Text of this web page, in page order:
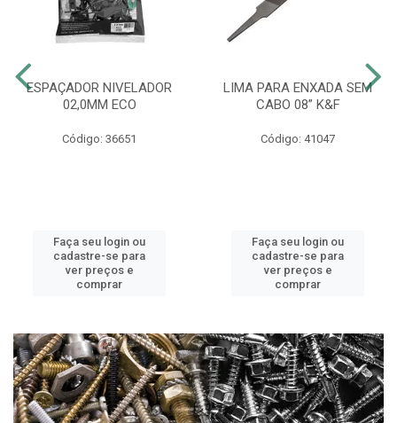
ESPAÇADOR NIVELADOR
02,0MM ECO
Código: 36651
Faça seu login ou
cadastre-se para
ver preços e
comprar
LIMA PARA ENXADA SEM
CABO 08” K&F
Código: 41047
Faça seu login ou
cadastre-se para
ver preços e
comprar